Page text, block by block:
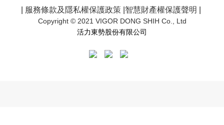
| 服務條款及隱私權保護政策 |智慧財產權保護聲明 |
Copyright © 2021 VIGOR DONG SHIH Co., Ltd
活力東勢股份有限公司